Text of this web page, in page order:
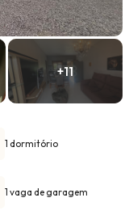
ou +
1 dormitório
1 vaga de garagem